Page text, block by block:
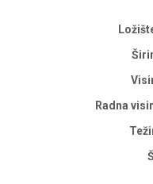
Radna